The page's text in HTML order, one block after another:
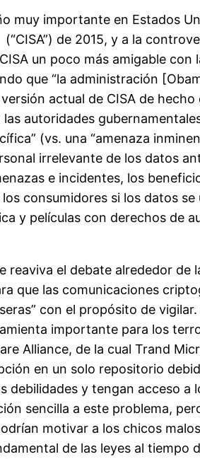
muy importante en Estados
de 2015, y a la
un poco más amigable
que “la administración
actual de CISA de hecho
autoridades
(vs. una “amenaza
irrelevante de los datos
e incidentes, los
consumidores si los datos
y películas con derechos de
reaviva el debate alrededor
que las comunicaciones
con el propósito de
importante para los
Alliance, de la cual Trand
en un solo repositorio
debilidades y tengan acceso
sencilla a este problema,
motivar a los chicos
de las leyes al tiempo